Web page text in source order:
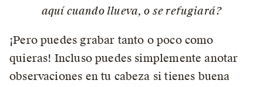
aquí cuando llueva, o se refugiará?
¡Pero puedes grabar tanto o poco como
quieras! Incluso puedes simplemente anotar
observaciones en tu cabeza si tienes buena